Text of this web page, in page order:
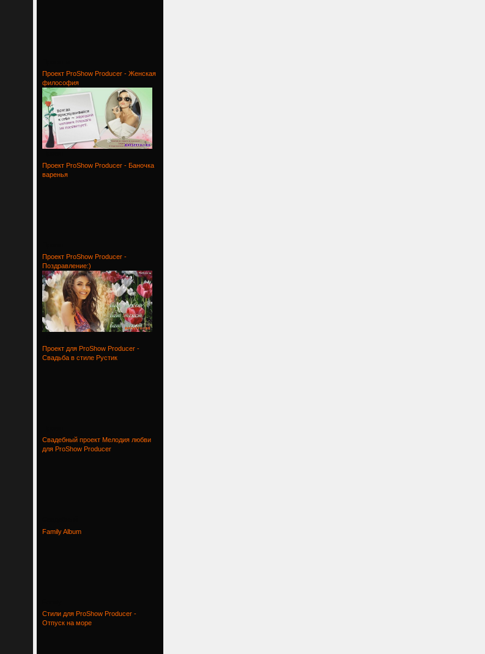
Проект ProShow Producer - Женская
философия
Проект ProShow Producer - Баночка
варенья
Проект ProShow Producer -
Поздравление:)
Проект для ProShow Producer -
Свадьба в стиле Рустик
Свадебный проект Мелодия любви
для ProShow Producer
Family Album
Стили для ProShow Producer -
Отпуск на море